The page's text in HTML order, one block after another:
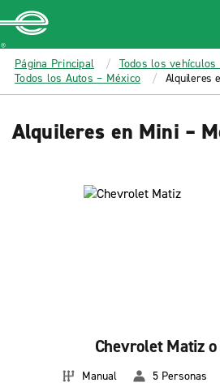
MAIN
CONTENT
Enterprise
Página Principal
Todos los
Todos los Autos – México
Alquileres
Alquileres en Mini –
Chevrolet Matiz
Manual 5 Personas